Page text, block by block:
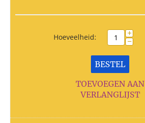
Hoeveelheid: +
−
BESTEL
TOEVOEGEN AAN
VERLANGLIJST